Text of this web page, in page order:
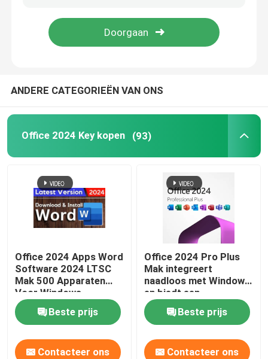
Windows Server 2022
SQL Server-standaard 2019
ANDERE CATEGORIEËN VAN ONS
Office 2024 Key kopen (93)
Office 2024 Apps Word
Software 2024 LTSC
Mak 500 Apparaten
Voor Windows
Beste prijs
Contacteer ons
Office 2024 Pro Plus
Mak integreert
naadloos met Windows
en biedt een
vertrouwde en
gebruikerservaring
Beste prijs
Contacteer ons